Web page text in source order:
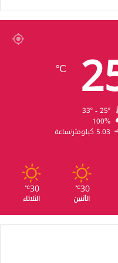
℃
100%
5.03 كيلومتر/ساعة
30
℃
الأثنين
30
℃
الثلاثاء